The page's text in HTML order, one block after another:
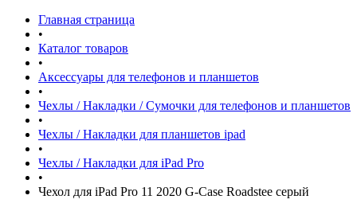
Главная страница
•
Каталог товаров
•
Аксессуары для телефонов и планшетов
•
Чехлы / Накладки / Сумочки для телефонов и планшетов
•
Чехлы / Накладки для планшетов ipad
•
Чехлы / Накладки для iPad Pro
•
Чехол для iPad Pro 11 2020 G-Case Roadstee серый